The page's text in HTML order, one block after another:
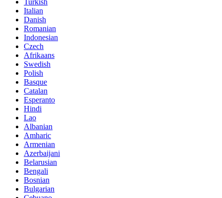
Turkish
Italian
Danish
Romanian
Indonesian
Czech
Afrikaans
Swedish
Polish
Basque
Catalan
Esperanto
Hindi
Lao
Albanian
Amharic
Armenian
Azerbaijani
Belarusian
Bengali
Bosnian
Bulgarian